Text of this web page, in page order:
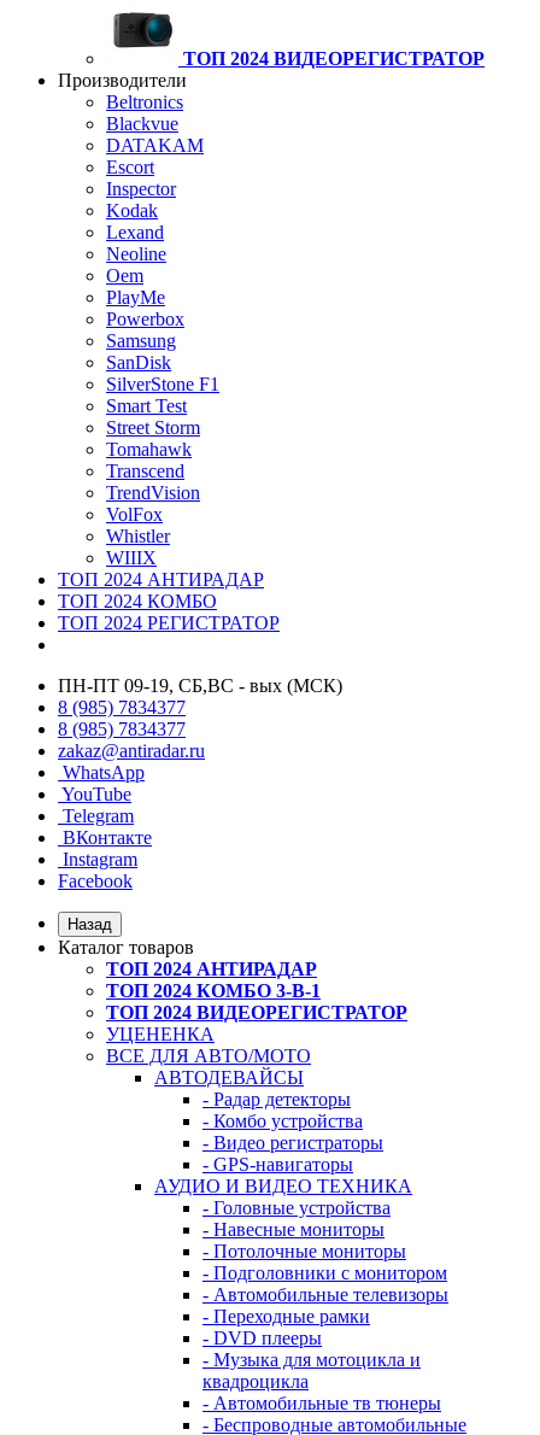
ТОП 2024 ВИДЕОРЕГИСТРАТОР
Производители
Beltronics
Blackvue
DATAKAM
Escort
Inspector
Kodak
Lexand
Neoline
Oem
PlayMe
Powerbox
Samsung
SanDisk
SilverStone F1
Smart Test
Street Storm
Tomahawk
Transcend
TrendVision
VolFox
Whistler
WIIIX
ТОП 2024 АНТИРАДАР
ТОП 2024 КОМБО
ТОП 2024 РЕГИСТРАТОР
ПН-ПТ 09-19, СБ,ВС - вых (МСК)
8 (985) 7834377
8 (985) 7834377
zakaz@antiradar.ru
WhatsApp
YouTube
Telegram
ВКонтакте
Instagram
Facebook
Назад
Каталог товаров
ТОП 2024 АНТИРАДАР
ТОП 2024 КОМБО 3-В-1
ТОП 2024 ВИДЕОРЕГИСТРАТОР
УЦЕНЕНКА
ВСЕ ДЛЯ АВТО/МОТО
АВТОДЕВАЙСЫ
- Радар детекторы
- Комбо устройства
- Видео регистраторы
- GPS-навигаторы
АУДИО И ВИДЕО ТЕХНИКА
- Головные устройства
- Навесные мониторы
- Потолочные мониторы
- Подголовники с монитором
- Автомобильные телевизоры
- Переходные рамки
- DVD плееры
- Музыка для мотоцикла и
квадроцикла
- Автомобильные тв тюнеры
- Беспроводные автомобильные